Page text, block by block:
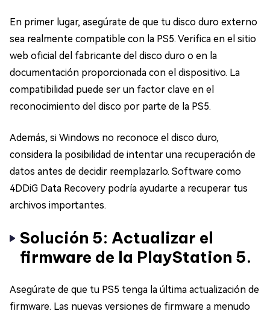
En primer lugar, asegúrate de que tu disco duro externo
sea realmente compatible con la PS5. Verifica en el sitio
web oficial del fabricante del disco duro o en la
documentación proporcionada con el dispositivo. La
compatibilidad puede ser un factor clave en el
reconocimiento del disco por parte de la PS5.
Además, si Windows no reconoce el disco duro,
considera la posibilidad de intentar una recuperación de
datos antes de decidir reemplazarlo. Software como
4DDiG Data Recovery podría ayudarte a recuperar tus
archivos importantes.
Solución 5: Actualizar el
firmware de la PlayStation 5.
Asegúrate de que tu PS5 tenga la última actualización de
firmware. Las nuevas versiones de firmware a menudo